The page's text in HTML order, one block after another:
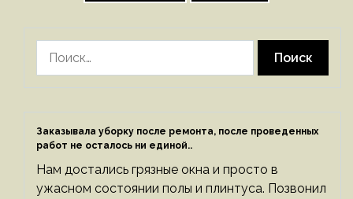
Заказывала уборку после ремонта, после проведенных
работ не осталось ни единой..
Нам достались грязные окна и просто в
ужасном состоянии полы и плинтуса. Позвонил